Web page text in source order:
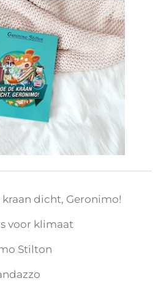
kraan dicht, Geronimo!
voor klimaat
Stilton